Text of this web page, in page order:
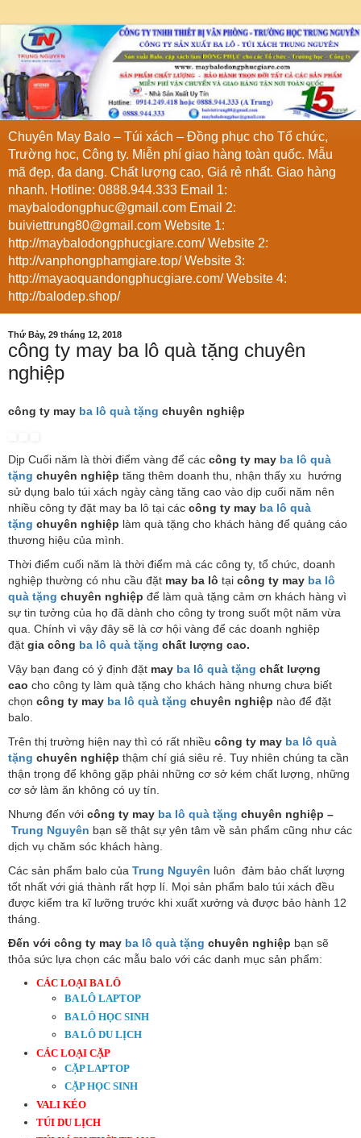
Chuyên May Balo – Túi xách – Đồng phục cho Tổ chức,
Trường học, Công ty. Miễn phí giao hàng toàn quốc. Mẫu
mã đẹp, đa dang. Chất lượng cao, Giá rẻ nhất. Giao hàng
nhanh. Hotline: 0888.944.333 Email 1:
maybalodongphuc@gmail.com Email 2:
buiviettrung80@gmail.com Website 1:
http://maybalodongphucgiare.com/ Website 2:
http://vanphongphamgiare.top/ Website 3:
http://mayaoquandongphucgiare.com/ Website 4:
http://balodep.shop/
Thứ Bảy, 29 tháng 12, 2018
công ty may ba lô quà tặng chuyên
nghiệp
công ty may ba lô quà tặng chuyên nghiệp
Dịp Cuối năm là thời điểm vàng để các công ty may ba lô quà
tặng chuyên nghiệp tăng thêm doanh thu, nhận thấy xu hướng
sử dụng balo túi xách ngày càng tăng cao vào dịp cuối năm nên
nhiều công ty đặt may ba lô tại các công ty may ba lô quà
tặng chuyên nghiệp làm quà tặng cho khách hàng để quảng cáo
thương hiệu của mình.
Thời điểm cuối năm là thời điểm mà các công ty, tổ chức, doanh
nghiệp thường có nhu cầu đặt may ba lô tại công ty may ba lô
quà tặng chuyên nghiệp để làm quà tặng cảm ơn khách hàng vì
sự tin tưởng của họ đã dành cho công ty trong suốt một năm vừa
qua. Chính vì vậy đây sẽ là cơ hội vàng để các doanh nghiệp
đặt gia công ba lô quà tặng chất lượng cao.
Vậy bạn đang có ý định đặt may ba lô quà tặng chất lượng
cao cho công ty làm quà tặng cho khách hàng nhưng chưa biết
chọn công ty may ba lô quà tặng chuyên nghiệp nào để đặt
balo.
Trên thị trường hiện nay thì có rất nhiều công ty may ba lô quà
tặng chuyên nghiệp thậm chí giá siêu rẻ. Tuy nhiên chúng ta cần
thận trọng để không gặp phải những cơ sở kém chất lượng, những
cơ sở làm ăn không có uy tín.
Nhưng đến với công ty may ba lô quà tặng chuyên nghiệp –
Trung Nguyên bạn sẽ thật sự yên tâm về sản phẩm cũng như các
dịch vụ chăm sóc khách hàng.
Các sản phẩm balo của Trung Nguyên luôn đảm bảo chất lượng
tốt nhất với giá thành rất hợp lí. Mọi sản phẩm balo túi xách đều
được kiểm tra kĩ lưỡng trước khi xuất xưởng và được bảo hành 12
tháng.
Đến với công ty may ba lô quà tặng chuyên nghiệp bạn sẽ
thỏa sức lựa chọn các mẫu balo với các danh mục sản phẩm:
CÁC LOẠI BA LÔ
BA LÔ LAPTOP
BA LÔ HỌC SINH
BA LÔ DU LỊCH
CÁC LOẠI CẶP
CẶP LAPTOP
CẶP HỌC SINH
VALI KÉO
TÚI DU LỊCH